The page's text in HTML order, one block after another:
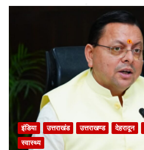
इंडिया उत्तराखंड उत्तराखण्ड देहरादून
स्वास्थ्य